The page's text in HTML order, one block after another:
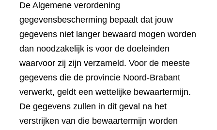
De Algemene verordening
gegevensbescherming bepaalt dat jouw
gegevens niet langer bewaard mogen worden
dan noodzakelijk is voor de doeleinden
waarvoor zij zijn verzameld. Voor de meeste
gegevens die de provincie Noord-Brabant
verwerkt, geldt een wettelijke bewaartermijn.
De gegevens zullen in dit geval na het
verstrijken van die bewaartermijn worden